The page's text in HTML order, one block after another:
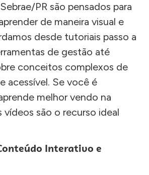
PR são pensados para
de maneira visual e
desde tutoriais passo a
de gestão até
conceitos complexos de
acessível. Se você é
melhor vendo na
vídeos são o recurso ideal
Interativo e